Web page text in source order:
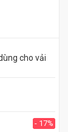
cho vải
- 17%